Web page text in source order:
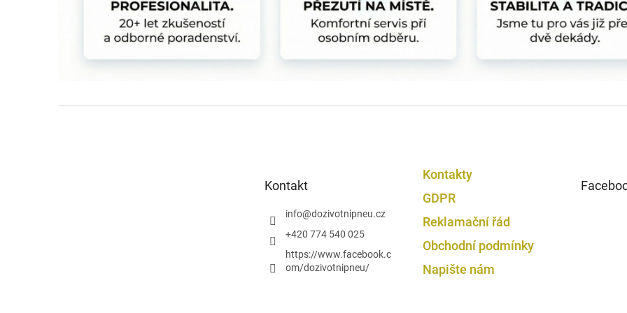
i
s
u
Kontakt
info@dozivotnipneu.cz
+420 774 540 025
https://www.facebook.c
om/dozivotnipneu/
Kontakty
GDPR
Reklamační řád
Obchodní podmínky
Napište nám